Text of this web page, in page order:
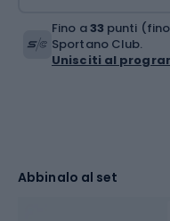
Fino a33 punti
Sportano Club.
Unisciti al
Abbinalo al set